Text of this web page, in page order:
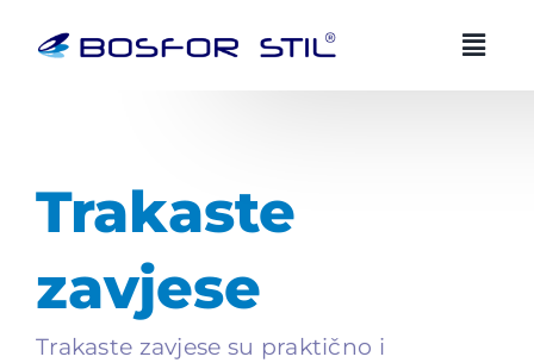
Kako vam mogu pomoci?
Trakaste
zavjese
Trakaste zavjese su praktično i